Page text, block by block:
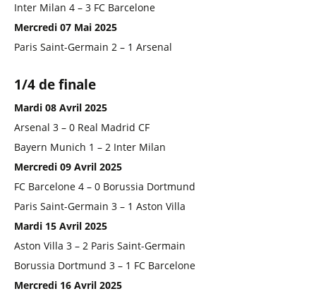
Inter Milan 4 – 3 FC Barcelone
Mercredi 07 Mai 2025
Paris Saint-Germain 2 – 1 Arsenal
1/4 de finale
Mardi 08 Avril 2025
Arsenal 3 – 0 Real Madrid CF
Bayern Munich 1 – 2 Inter Milan
Mercredi 09 Avril 2025
FC Barcelone 4 – 0 Borussia Dortmund
Paris Saint-Germain 3 – 1 Aston Villa
Mardi 15 Avril 2025
Aston Villa 3 – 2 Paris Saint-Germain
Borussia Dortmund 3 – 1 FC Barcelone
Mercredi 16 Avril 2025